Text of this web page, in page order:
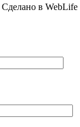
Cделано в WebLife